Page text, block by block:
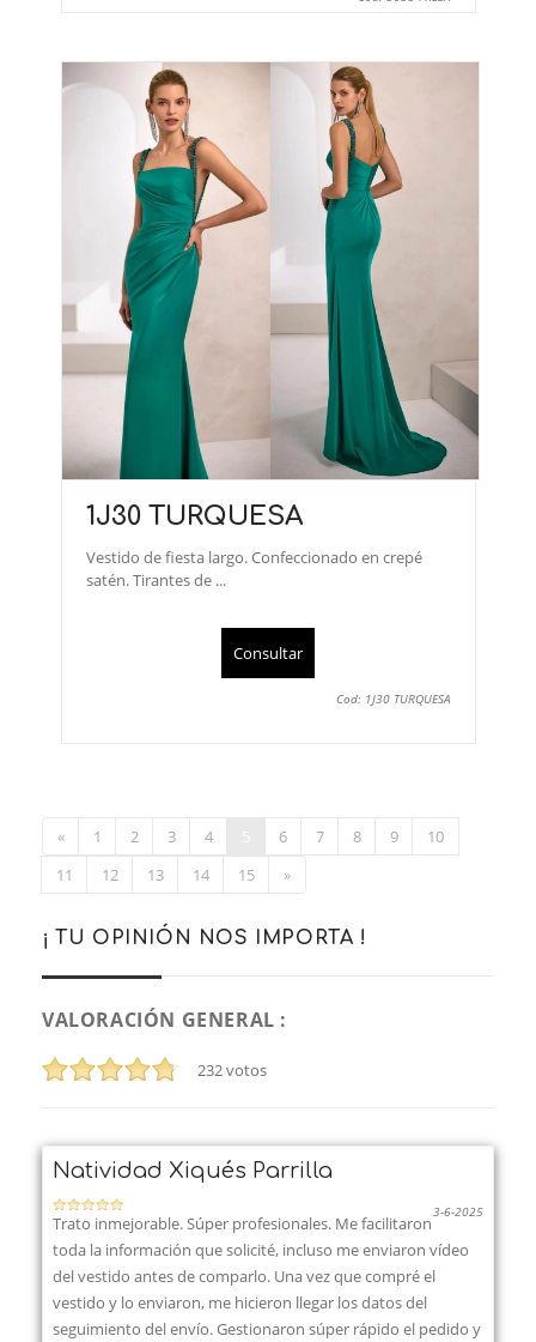
1J30 TURQUESA
Vestido de fiesta largo. Confeccionado en crepé
satén. Tirantes de ...
Consultar
Cod: 1J30 TURQUESA
« 1 2 3 4 6 7 8 9
10
11
12 13 14 15 »
¡ TU OPINIÓN NOS IMPORTA !
VALORACIÓN GENERAL :
232votos
Natividad Xiqués Parrilla
3-6-2025
Trato inmejorable. Súper profesionales. Me facilitaron
toda la información que solicité, incluso me enviaron vídeo
del vestido antes de comparlo. Una vez que compré el
vestido y lo enviaron, me hicieron llegar los datos del
seguimiento del envío. Gestionaron súper rápido el pedido y